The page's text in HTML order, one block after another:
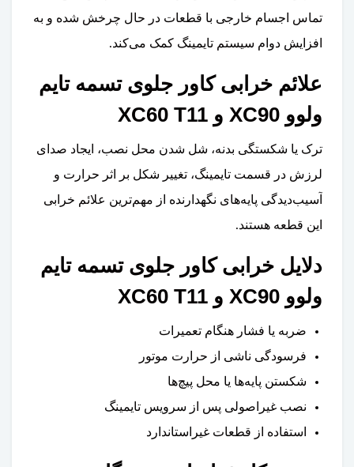
تماس اجسام خارجی با قطعات در حال چرخش شده و به
افزایش دوام سیستم تایمینگ کمک می‌کند.
علائم خرابی کاور جلوی تسمه تایم
ولوو XC90 و XC60 T11
ترک یا شکستگی بدنه، شل شدن محل نصب، ایجاد صدای
لرزش در قسمت تایمینگ، تغییر شکل بر اثر حرارت و
آسیب‌دیدگی پایه‌های نگهدارنده از مهم‌ترین علائم خرابی
این قطعه هستند.
دلایل خرابی کاور جلوی تسمه تایم
ولوو XC90 و XC60 T11
ضربه یا فشار هنگام تعمیرات
فرسودگی ناشی از حرارت موتور
شکستن پایه‌ها یا محل پیچ‌ها
نصب غیراصولی پس از سرویس تایمینگ
استفاده از قطعات غیراستاندارد